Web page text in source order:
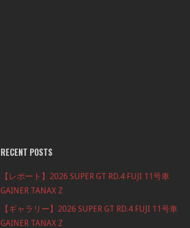
RECENT POSTS
【レポート】2026 SUPER GT RD.4 FUJI 11号車
GAINER TANAX Z
【ギャラリー】2026 SUPER GT RD.4 FUJI 11号車
GAINER TANAX Z